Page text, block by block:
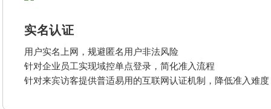
实名认证
用户实名上网，规避匿名用户非法风险
针对企业员工实现域控单点登录，简化准入流程
针对来宾访客提供普适易用的互联网认证机制，降低准入难度